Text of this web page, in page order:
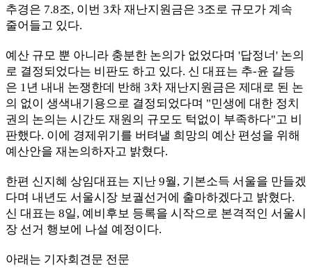
추경은 7.8조, 이번 3차 재난지원금은 3조로 규모가 계속
줄어들고 있다.
예산 규모 뿐 아니라 충분한 논의가 없었다며 '답정너' 논의
로 결정되었다는 비판도 하고 있다. 신 대표는 추-윤 갈등
은 1년 내내 논쟁한데 반해 3차 재난지원금은 제대로 된 논
의 없이 생색내기용으로 결정되었다며 "민생에 대한 정치
권의 논의는 시간도 재원의 규모도 턱없이 부족하다"고 비
판했다. 이에 경제위기를 버텨낼 희망의 예산 편성을 위해
예산안을 재논의하자고 밝혔다.
한편 신지혜 상임대표는 지난 9월, 기본소득 서울을 만들겠
다며 내년도 서울시장 보궐선거에 출마하겠다고 밝혔다.
신 대표는 8일, 예비후보 등록을 시작으로 본격적인 서울시
장 선거 행보에 나설 예정이다.
아래는 기자회견문 전문